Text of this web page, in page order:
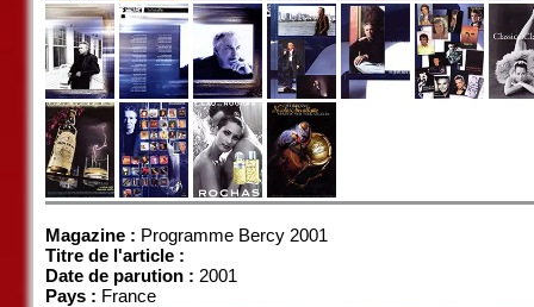
Magazine : Programme Bercy 2001
Titre de l'article :
Date de parution : 2001
Pays : France